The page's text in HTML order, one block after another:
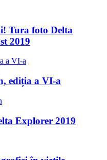
Tura foto Delta
2019
ediția a VI-a
Explorer 2019